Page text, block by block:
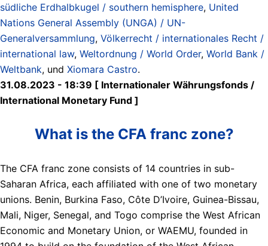
südliche Erdhalbkugel / southern hemisphere, United
Nations General Assembly (UNGA) / UN-
Generalversammlung, Völkerrecht / internationales Recht /
international law, Weltordnung / World Order, World Bank /
Weltbank, und Xiomara Castro.
31.08.2023 - 18:39 [ Internationaler Währungsfonds /
International Monetary Fund ]
What is the CFA franc zone?
The CFA franc zone consists of 14 countries in sub-
Saharan Africa, each affiliated with one of two monetary
unions. Benin, Burkina Faso, Côte D’Ivoire, Guinea-Bissau,
Mali, Niger, Senegal, and Togo comprise the West African
Economic and Monetary Union, or WAEMU, founded in